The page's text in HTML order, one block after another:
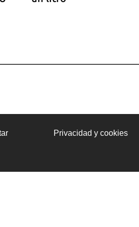
Privacidad y cookies